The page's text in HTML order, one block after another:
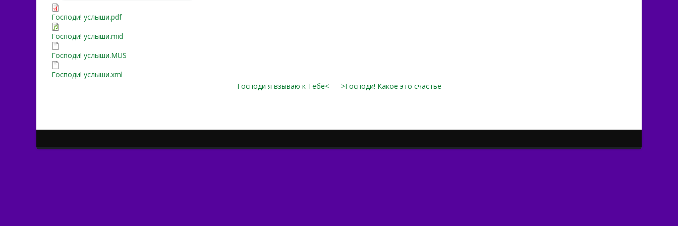
Господи! услыши.pdf
Господи! услыши.mid
Господи! услыши.MUS
Господи! услыши.xml
Господи я взываю к Тебе<
>Господи! Какое это счастье